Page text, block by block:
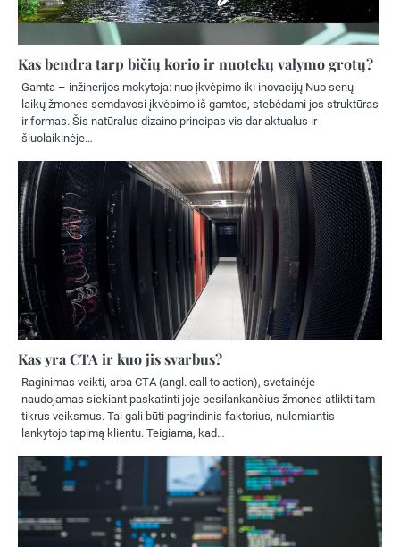
Kas bendra tarp bičių korio ir nuotekų valymo grotų?
Gamta – inžinerijos mokytoja: nuo įkvėpimo iki inovacijų Nuo senų
laikų žmonės semdavosi įkvėpimo iš gamtos, stebėdami jos struktūras
ir formas. Šis natūralus dizaino principas vis dar aktualus ir
šiuolaikinėje…
Kas yra CTA ir kuo jis svarbus?
Raginimas veikti, arba CTA (angl. call to action), svetainėje
naudojamas siekiant paskatinti joje besilankančius žmones atlikti tam
tikrus veiksmus. Tai gali būti pagrindinis faktorius, nulemiantis
lankytojo tapimą klientu. Teigiama, kad…